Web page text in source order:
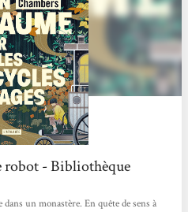
robot - Bibliothèque
un monastère. En quête de sens à